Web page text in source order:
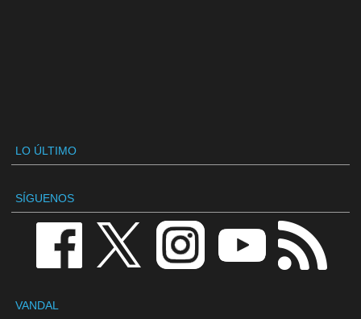
LO ÚLTIMO
SÍGUENOS
VANDAL